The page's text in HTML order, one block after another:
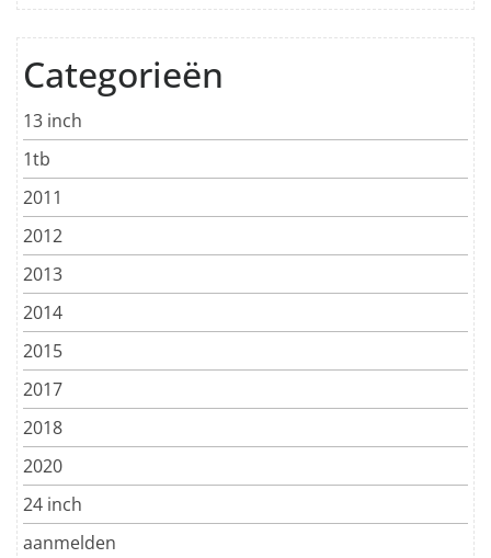
Categorieën
13 inch
1tb
2011
2012
2013
2014
2015
2017
2018
2020
24 inch
aanmelden